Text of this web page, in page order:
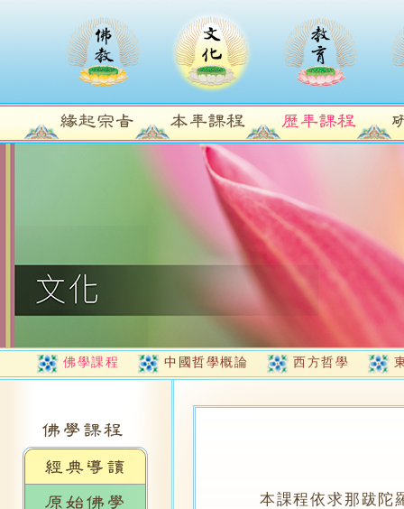
佛學課程 中國哲學概論 西方哲學
本課程依求那跋陀